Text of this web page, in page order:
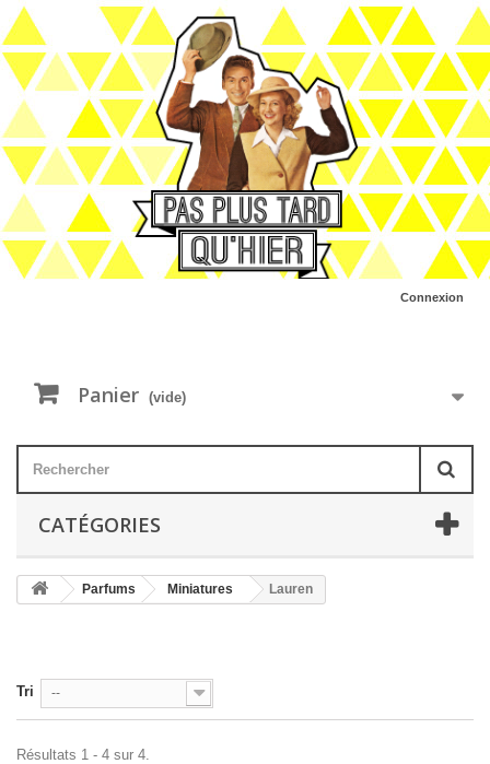
Connexion
Panier (vide)
CATÉGORIES
Parfums Miniatures Lauren
Tri --
Résultats 1 - 4 sur 4.